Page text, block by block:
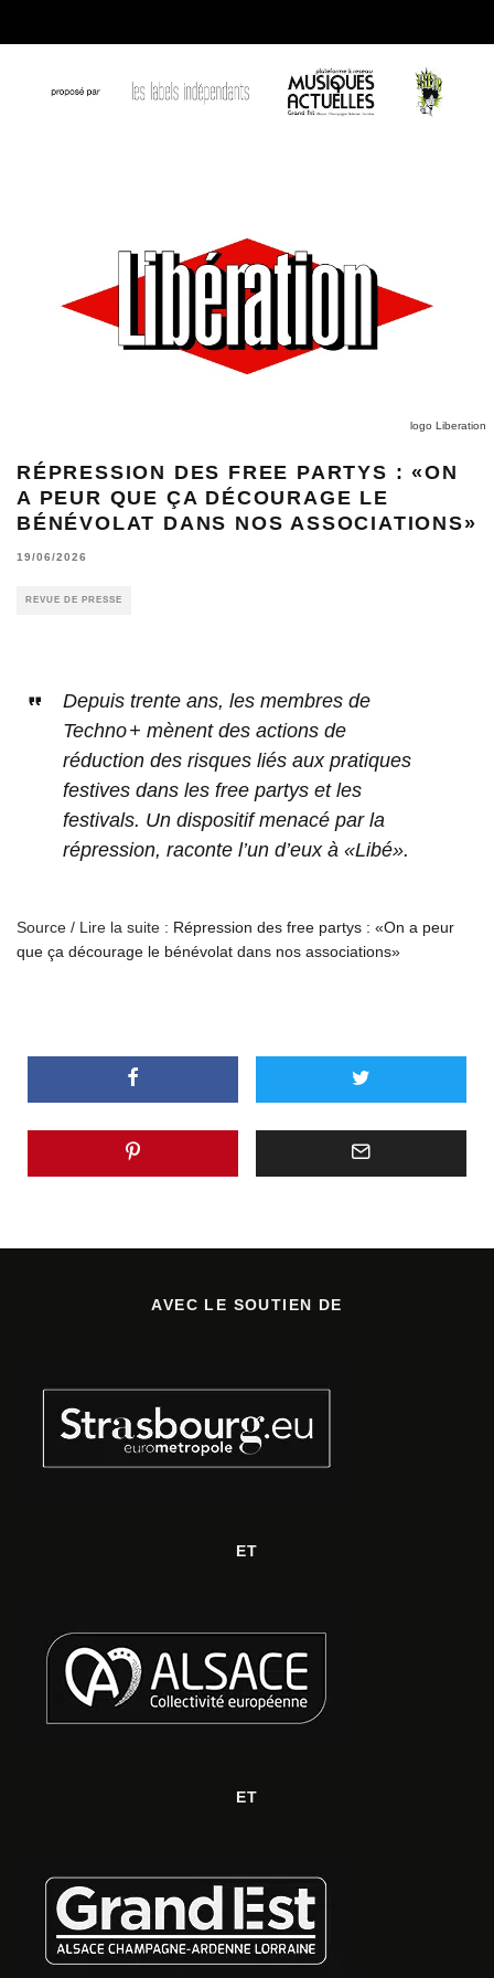
logo Liberation
RÉPRESSION DES FREE PARTYS : «ON
A PEUR QUE ÇA DÉCOURAGE LE
BÉNÉVOLAT DANS NOS ASSOCIATIONS»
19/06/2026
REVUE DE PRESSE
Depuis trente ans, les membres de
Techno + mènent des actions de
réduction des risques liés aux pratiques
festives dans les free partys et les
festivals. Un dispositif menacé par la
répression, raconte l’un d’eux à «Libé».
Source / Lire la suite : Répression des free partys : «On a peur
que ça décourage le bénévolat dans nos associations»
AVEC LE SOUTIEN DE
ET
ET